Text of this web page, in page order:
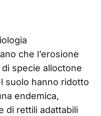
che l’erosione
specie alloctone
suolo hanno ridotto
endemica,
di rettili adattabili